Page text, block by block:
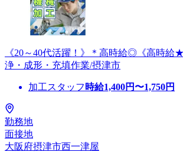
《20～40代活躍！》＊高時給◎《高時給
浄・成形・充填作業/摂津市
加工スタッフ 時給1,400円〜1,750円
勤務地
面接地
大阪府摂津市西一津屋